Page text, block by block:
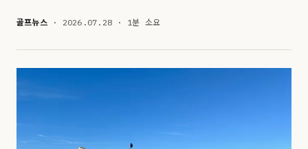
골프뉴스· 2026.07.28 · 1분 소요